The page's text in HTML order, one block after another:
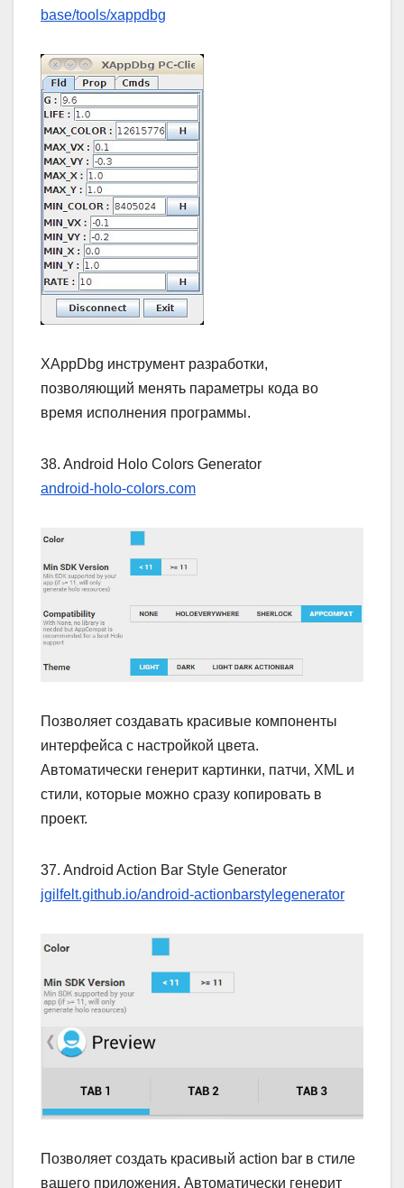
base/tools/xappdbg
XAppDbg инструмент разработки,
позволяющий менять параметры кода во
время исполнения программы.
38. Android Holo Colors Generator
android-holo-colors.com
Позволяет создавать красивые компоненты
интерфейса с настройкой цвета.
Автоматически генерит картинки, патчи, XML и
стили, которые можно сразу копировать в
проект.
37. Android Action Bar Style Generator
jgilfelt.github.io/android-actionbarstylegenerator
Позволяет создать красивый action bar в стиле
вашего приложения. Автоматически генерит